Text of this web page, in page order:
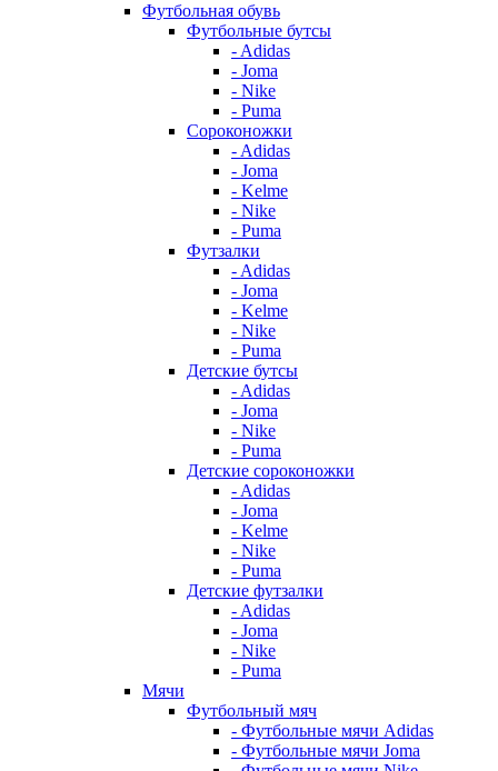
Футбольная обувь
Футбольные бутсы
- Adidas
- Joma
- Nike
- Puma
Сороконожки
- Adidas
- Joma
- Kelme
- Nike
- Puma
Футзалки
- Adidas
- Joma
- Kelme
- Nike
- Puma
Детские бутсы
- Adidas
- Joma
- Nike
- Puma
Детские сороконожки
- Adidas
- Joma
- Kelme
- Nike
- Puma
Детские футзалки
- Adidas
- Joma
- Nike
- Puma
Мячи
Футбольный мяч
- Футбольные мячи Adidas
- Футбольные мячи Joma